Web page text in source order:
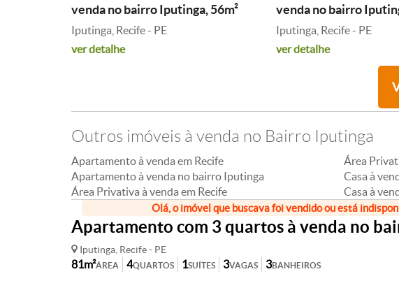
venda no bairro Iputinga, 56m²
Iputinga, Recife - PE
ver detalhe
venda no bairro
Iputinga, Recife - PE
ver detalhe
Outros imóveis à venda no Bairro Iputinga
Apartamento à venda em Recife
Apartamento à venda no bairro Iputinga
Área Privativa à venda em Recife
Área
Casa à
Casa à
Olá, o imóvel que buscava foi vendido ou está
Apartamento com 3 quartos à venda no
Iputinga, Recife - PE
ÁREA
81m² QUARTOS
4 SUÍTES
1 VAGAS
3 BANHEIROS
3